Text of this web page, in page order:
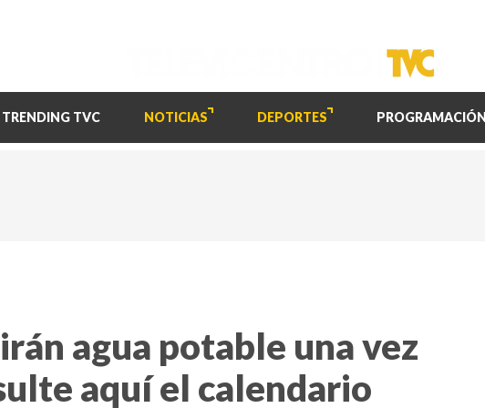
TRENDING TVC NOTICIAS DEPORTES PROGRAMACIÓN
agua potable una vez
aquí el calendario